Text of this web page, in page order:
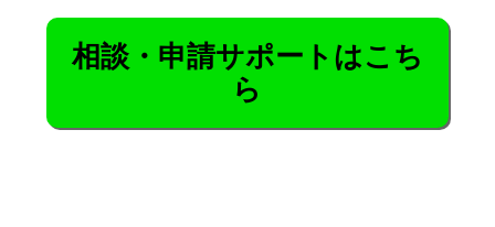
相談・申請サポートはこち
ら